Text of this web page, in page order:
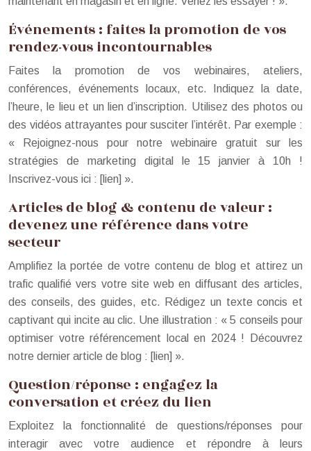
Événements : faites la promotion de vos
rendez-vous incontournables
Faites la promotion de vos webinaires, ateliers,
conférences, événements locaux, etc. Indiquez la date,
l’heure, le lieu et un lien d’inscription. Utilisez des photos ou
des vidéos attrayantes pour susciter l’intérêt. Par exemple :
« Rejoignez-nous pour notre webinaire gratuit sur les
stratégies de marketing digital le 15 janvier à 10h !
Inscrivez-vous ici : [lien] ».
Articles de blog & contenu de valeur :
devenez une référence dans votre
secteur
Amplifiez la portée de votre contenu de blog et attirez un
trafic qualifié vers votre site web en diffusant des articles,
des conseils, des guides, etc. Rédigez un texte concis et
captivant qui incite au clic. Une illustration : « 5 conseils pour
optimiser votre référencement local en 2024 ! Découvrez
notre dernier article de blog : [lien] ».
Question/réponse : engagez la
conversation et créez du lien
Exploitez la fonctionnalité de questions/réponses pour
interagir avec votre audience et répondre à leurs